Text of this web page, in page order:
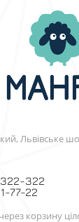
Львівське
322
77-22
корзину